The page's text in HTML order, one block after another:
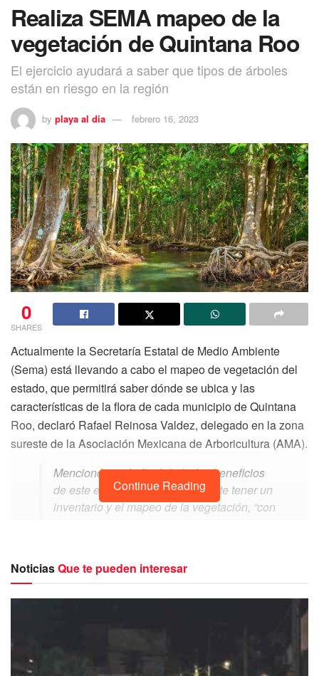
Realiza SEMA mapeo de la
vegetación de Quintana Roo
El ejercicio ayudará a saber que tipos de árboles
están en riesgo en la región
by playa al dia febrero 16, 2023
0
SHARES
Actualmente la Secretaría Estatal de Medio Ambiente
(Sema) está llevando a cabo el mapeo de vegetación del
estado, que permitirá saber dónde se ubica y las
características de la flora de cada municipio de Quintana
Roo, declaró Rafael Reinosa Valdez, delegado en la zona
sureste de la Asociación Mexicana de Arboricultura (AMA).
Mencionó que la finalidad y los beneficios
de este ejercicio son precisamente tener un
inventario y el mapeo de la vegetación, “con
en el que se encuentran”.
también el estado en que se encuentran, por lo que con
base en esa información los expertos contarán con las
Continue Reading
NoticiasQue te pueden interesar